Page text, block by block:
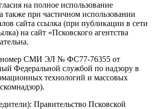
на полное использование
также при частичном использовании
сайта ссылка (при публикации в сети
на сайт «Псковского агентства
номер СМИ ЭЛ № ФС77-76355 от
Федеральной службой по надзору в
технологий и массовых
Правительство Псковской